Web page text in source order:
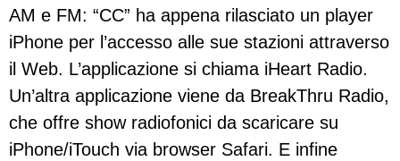
AM e FM: “CC” ha appena rilasciato un player
iPhone per l’accesso alle sue stazioni attraverso
il Web. L’applicazione si chiama iHeart Radio.
Un’altra applicazione viene da BreakThru Radio,
che offre show radiofonici da scaricare su
iPhone/iTouch via browser Safari. E infine